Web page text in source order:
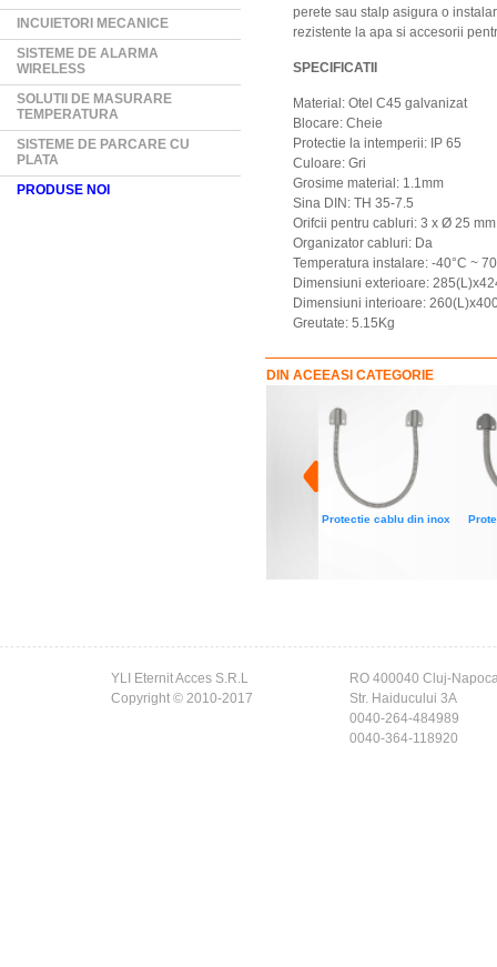
INCUIETORI MECANICE
SISTEME DE ALARMA
WIRELESS
SOLUTII DE MASURARE
TEMPERATURA
SISTEME DE PARCARE CU
PLATA
PRODUSE NOI
perete sau stalp asigura o
rezistente la apa si accesorii
SPECIFICATII
Material: Otel C45 galvanizat
Blocare: Cheie
Protectie la intemperii: IP 65
Culoare: Gri
Grosime material: 1.1mm
Sina DIN: TH 35-7.5
Orifcii pentru cabluri: 3 x Ø 25 mm
Organizator cabluri: Da
Temperatura instalare: -40°C ~
Dimensiuni exterioare:
Dimensiuni interioare:
Greutate: 5.15Kg
DIN ACEEASI CATEGORIE
Protectie cablu din inox
YLI Eternit Acces S.R.L
Copyright © 2010-2017
RO 400040 Cluj-
Str. Haiducului 3A
0040-264-484989
0040-364-118920